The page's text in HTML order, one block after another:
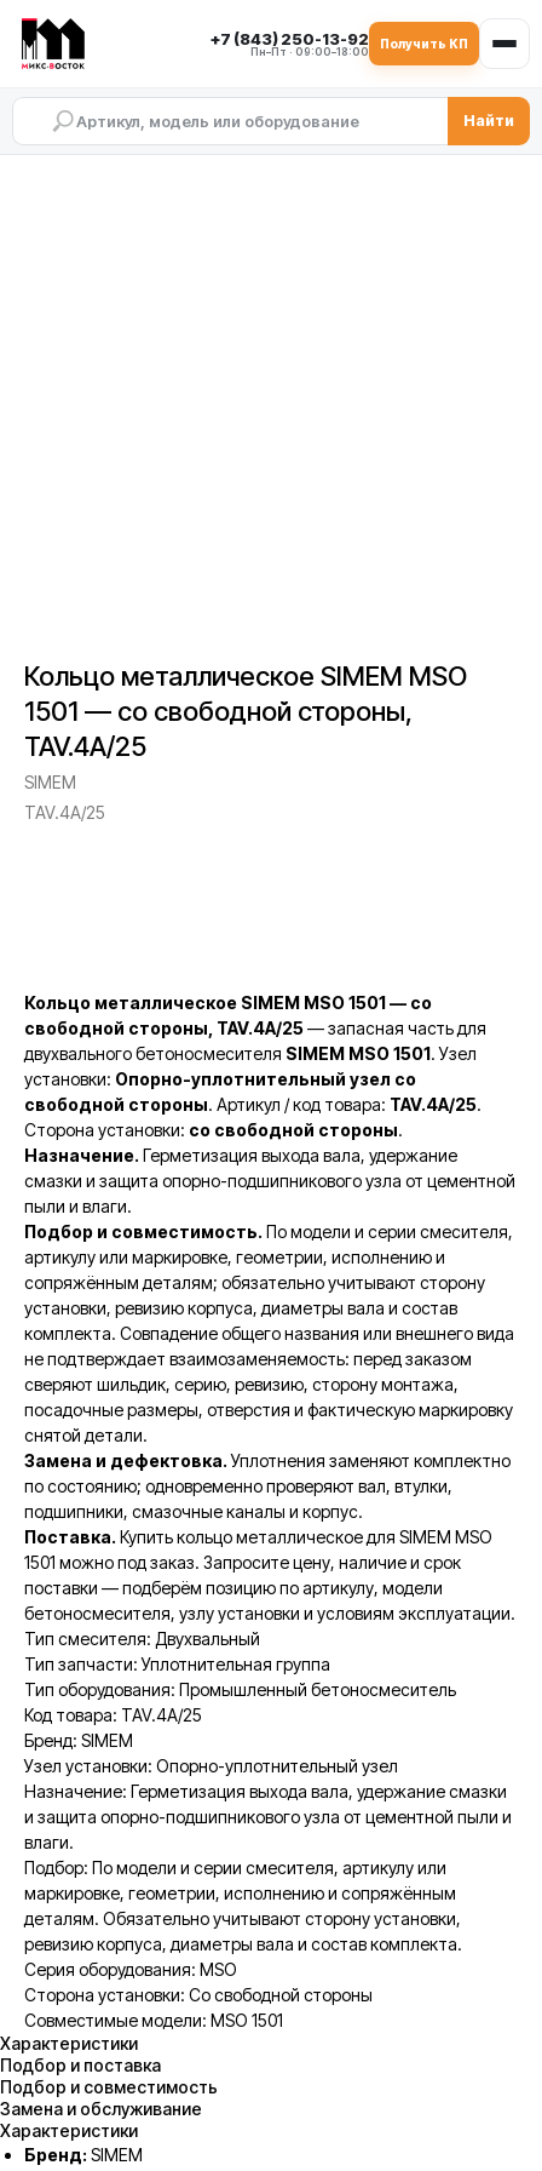
+7 (843) 250-13-92
Пн–Пт · 09:00–18:00
Получить КП
Найти
Кольцо металлическое SIMEM MSO
1501 — со свободной стороны,
TAV.4A/25
SIMEM
TAV.4A/25
Кольцо металлическое SIMEM MSO 1501 — со
свободной стороны, TAV.4A/25— запасная часть для
двухвального бетоносмесителя SIMEM MSO 1501. Узел
установки: Опорно-уплотнительный узел со
свободной стороны. Артикул / код товара: TAV.4A/25.
Сторона установки: со свободной стороны.
Назначение. Герметизация выхода вала, удержание
смазки и защита опорно-подшипникового узла от цементной
пыли и влаги.
Подбор и совместимость. По модели и серии смесителя,
артикулу или маркировке, геометрии, исполнению и
сопряжённым деталям; обязательно учитывают сторону
установки, ревизию корпуса, диаметры вала и состав
комплекта. Совпадение общего названия или внешнего вида
не подтверждает взаимозаменяемость: перед заказом
сверяют шильдик, серию, ревизию, сторону монтажа,
посадочные размеры, отверстия и фактическую маркировку
снятой детали.
Замена и дефектовка.Уплотнения заменяют комплектно
по состоянию; одновременно проверяют вал, втулки,
подшипники, смазочные каналы и корпус.
Поставка. Купить кольцо металлическое для SIMEM MSO
1501 можно под заказ. Запросите цену, наличие и срок
поставки — подберём позицию по артикулу, модели
бетоносмесителя, узлу установки и условиям эксплуатации.
Тип смесителя: Двухвальный
Тип запчасти: Уплотнительная группа
Тип оборудования: Промышленный бетоносмеситель
Код товара: TAV.4A/25
Бренд: SIMEM
Узел установки: Опорно-уплотнительный узел
Назначение: Герметизация выхода вала, удержание смазки
и защита опорно-подшипникового узла от цементной пыли и
влаги.
Подбор: По модели и серии смесителя, артикулу или
маркировке, геометрии, исполнению и сопряжённым
деталям. Обязательно учитывают сторону установки,
ревизию корпуса, диаметры вала и состав комплекта.
Серия оборудования: MSO
Сторона установки: Со свободной стороны
Совместимые модели: MSO 1501
Характеристики
Подбор и поставка
Подбор и совместимость
Замена и обслуживание
Характеристики
Бренд: SIMEM